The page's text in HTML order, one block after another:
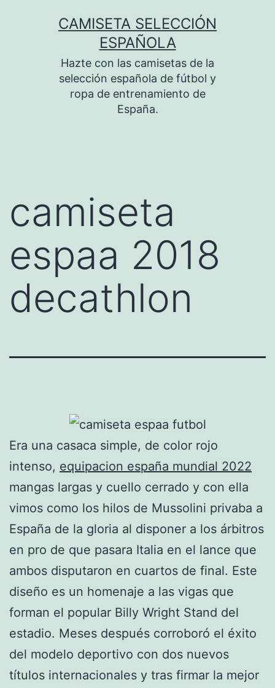
CAMISETA SELECCIÓN
ESPAÑOLA
Hazte con las camisetas de la
selección española de fútbol y
ropa de entrenamiento de
España.
camiseta
espaa 2018
decathlon
Era una casaca simple, de color rojo
intenso, equipacion españa mundial 2022
mangas largas y cuello cerrado y con ella
vimos como los hilos de Mussolini privaba a
España de la gloria al disponer a los árbitros
en pro de que pasara Italia en el lance que
ambos disputaron en cuartos de final. Este
diseño es un homenaje a las vigas que
forman el popular Billy Wright Stand del
estadio. Meses después corroboró el éxito
del modelo deportivo con dos nuevos
títulos internacionales y tras firmar la mejor